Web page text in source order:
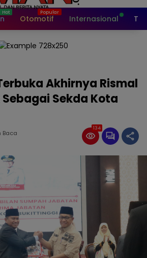
Otomotif Internasional
Akhirnya Rismal
Sekda Kota
Baca
134